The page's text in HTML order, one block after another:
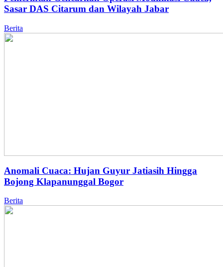
Sasar DAS Citarum dan Wilayah Jabar
Berita
Anomali Cuaca: Hujan Guyur Jatiasih Hingga
Bojong Klapanunggal Bogor
Berita